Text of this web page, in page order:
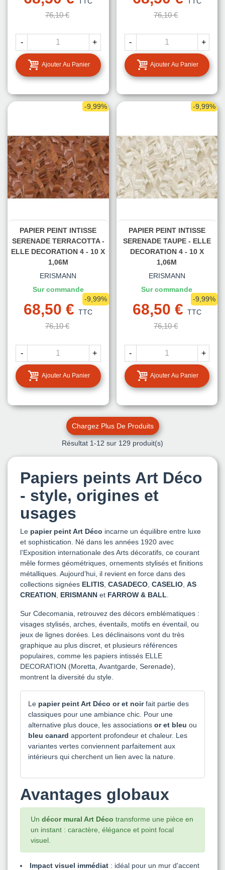
76,10 €
- +
Ajouter Au Panier
76,10 €
- +
Ajouter Au Panier
-9,99%
PAPIER PEINT INTISSE
SERENADE TERRACOTTA -
ELLE DECORATION 4 - 10 X
1,06M
ERISMANN
Sur commande
68,50 € TTC
76,10 €
-9,99%
- +
Ajouter Au Panier
-9,99%
PAPIER PEINT INTISSE
SERENADE TAUPE - ELLE
DECORATION 4 - 10 X
1,06M
ERISMANN
Sur commande
68,50 € TTC
76,10 €
-9,99%
- +
Ajouter Au Panier
Chargez Plus De Produits
Résultat 1-12 sur 129 produit(s)
Papiers peints Art Déco
- style, origines et
usages
Le papier peint Art Déco incarne un équilibre entre luxe
et sophistication. Né dans les années 1920 avec
l’Exposition internationale des Arts décoratifs, ce courant
mêle formes géométriques, ornements stylisés et finitions
métalliques. Aujourd’hui, il revient en force dans des
collections signées ELITIS CASADECO CASELIO AS
CREATION ERISMANN et FARROW & BALL
Sur Cdecomania, retrouvez des décors emblématiques :
visages stylisés, arches, éventails, motifs en éventail, ou
jeux de lignes dorées. Les déclinaisons vont du très
graphique au plus discret, et plusieurs références
populaires, comme les papiers intissés ELLE
DECORATION (Moretta, Avantgarde, Serenade),
montrent la diversité du style.
Le papier peint Art Déco or et noirfait partie des
classiques pour une ambiance chic. Pour une
alternative plus douce, les associations or et bleu ou
bleu canard apportent profondeur et chaleur. Les
variantes vertes conviennent parfaitement aux
intérieurs qui cherchent un lien avec la nature.
Avantages globaux
Un décor mural Art Déco transforme une pièce en
un instant : caractère, élégance et point focal
visuel.
Impact visuel immédiat : idéal pour un mur d'accent